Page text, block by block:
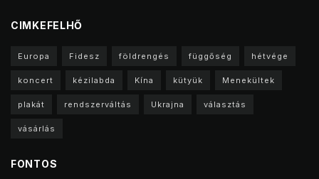
CIMKEFELHŐ
Europa Fidesz földrengés függőség hétvége
koncert kézilabda Kína kütyük Menekültek
plakát rendszerváltás Ukrajna választás
vásárlás
FONTOS